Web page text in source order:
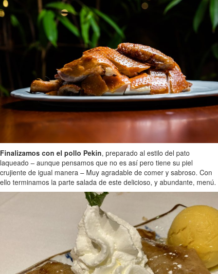
Finalizamos con el pollo Pekin, preparado al estilo del pato
laqueado – aunque pensamos que no es así pero tiene su piel
crujiente de igual manera – Muy agradable de comer y sabroso. Con
ello terminamos la parte salada de este delicioso, y abundante, menú.